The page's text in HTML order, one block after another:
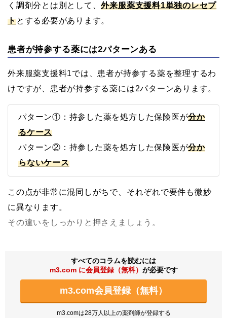
く調剤分とは別として、外来服薬支援料1単独のレセプ
トとする必要があります。
患者が持参する薬には2パターンある
外来服薬支援料1では、患者が持参する薬を整理するわ
けですが、患者が持参する薬には2パターンあります。
パターン①：持参した薬を処方した保険医が分か
るケース
パターン②：持参した薬を処方した保険医が分か
らないケース
この点が非常に混同しがちで、それぞれで要件も微妙
に異なります。
その違いをしっかりと押さえましょう。
すべてのコラムを読むには
m3.com に会員登録（無料） が必要です
m3.com会員登録（無料）
m3.comは28万人以上の薬剤師が登録する